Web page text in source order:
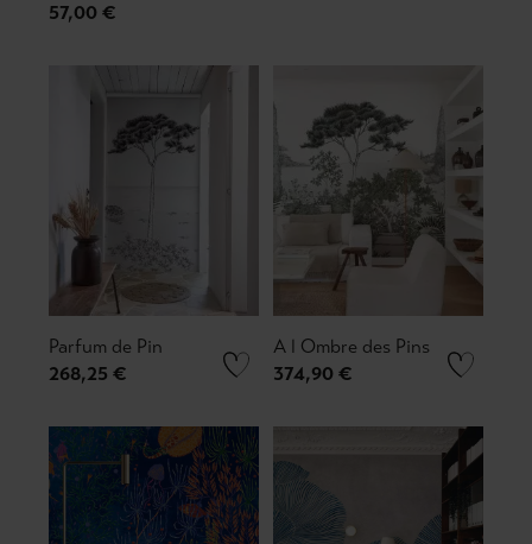
57,00 €
Parfum de Pin
268,25 €
A l Ombre des Pins
374,90 €